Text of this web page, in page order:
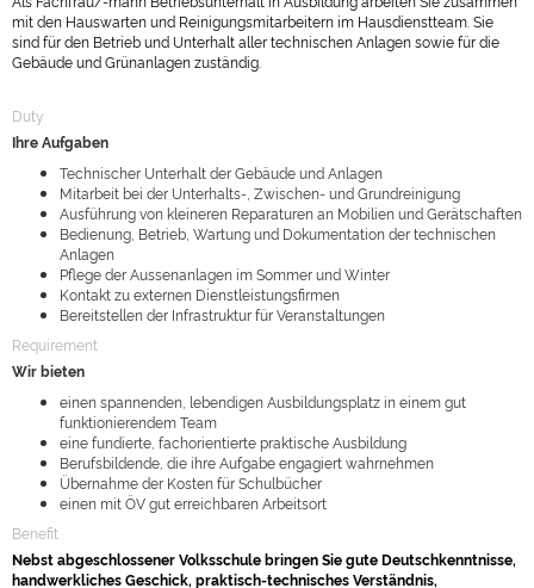
mit den Hauswarten und Reinigungsmitarbeitern im Hausdienstteam. Sie
sind für den Betrieb und Unterhalt aller technischen Anlagen sowie für die
Gebäude und Grünanlagen zuständig.
Duty
Ihre Aufgaben
Technischer Unterhalt der Gebäude und Anlagen
Mitarbeit bei der Unterhalts-, Zwischen- und Grundreinigung
Ausführung von kleineren Reparaturen an Mobilien und Gerätschaften
Bedienung, Betrieb, Wartung und Dokumentation der technischen
Anlagen
Pflege der Aussenanlagen im Sommer und Winter
Kontakt zu externen Dienstleistungsfirmen
Bereitstellen der Infrastruktur für Veranstaltungen
Requirement
Wir bieten
einenspannenden , lebendigen Ausbildungsplatz in einem gut
funktionierendem Team
eine fundierte, fachorientierte praktische Ausbildung
Berufsbildende, die ihre Aufgabe engagiert wahrnehmen
Übernahme der Kosten für Schulbücher
einen mit ÖV gut erreichbaren Arbeitsort
Benefit
Nebst abgeschlossener Volksschule bringen Sie gute Deutschkenntnisse,
handwerkliches Geschick, praktisch-technisches Verständnis,